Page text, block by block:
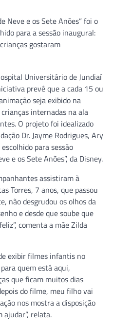
Neve e os Sete Anões” foi o
para a sessão inaugural:
crianças gostaram
Universitário de Jundiaí
prevê que a cada 15 ou
seja exibido na
internadas na ala
O projeto foi idealizado
Dr. Jayme Rodrigues, Ary
para sessão
e os Sete Anões”, da Disney.
assistiram à
Torres, 7 anos, que passou
não desgrudou os olhos da
e desde que soube que
comenta a mãe Zilda
exibir filmes infantis no
quem está aqui,
que ficam muitos dias
do filme, meu filho vai
nos mostra a disposição
ajudar”, relata.